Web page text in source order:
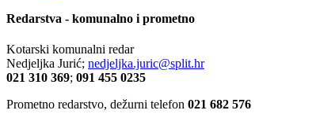
Redarstva - komunalno i prometno
Kotarski komunalni redar
Nedjeljka Jurić; nedjeljka.juric@split.hr
021 310 369; 091 455 0235
Prometno redarstvo, dežurni telefon 021 682 576